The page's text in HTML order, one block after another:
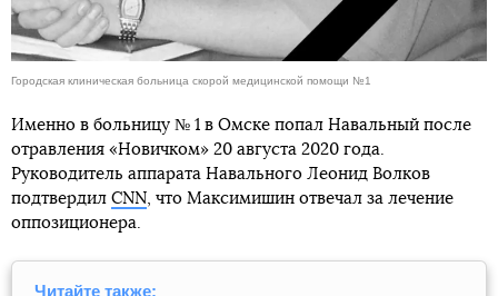
Городская клиническая больница скорой медицинской помощи №1
Именно в больницу № 1 в Омске попал Навальный после
отравления «Новичком» 20 августа 2020 года.
Руководитель аппарата Навального Леонид Волков
подтвердил CNN, что Максимишин отвечал за лечение
оппозиционера.
Читайте также: